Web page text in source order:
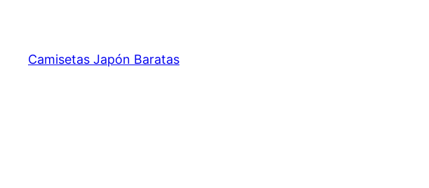
contenido
Camisetas Japón Baratas